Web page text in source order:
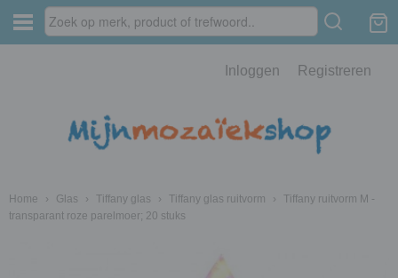
Inloggen Registreren
Home › Glas › Tiffany glas › Tiffany glas ruitvorm ›
Tiffany ruitvorm M -
transparant roze parelmoer; 20 stuks